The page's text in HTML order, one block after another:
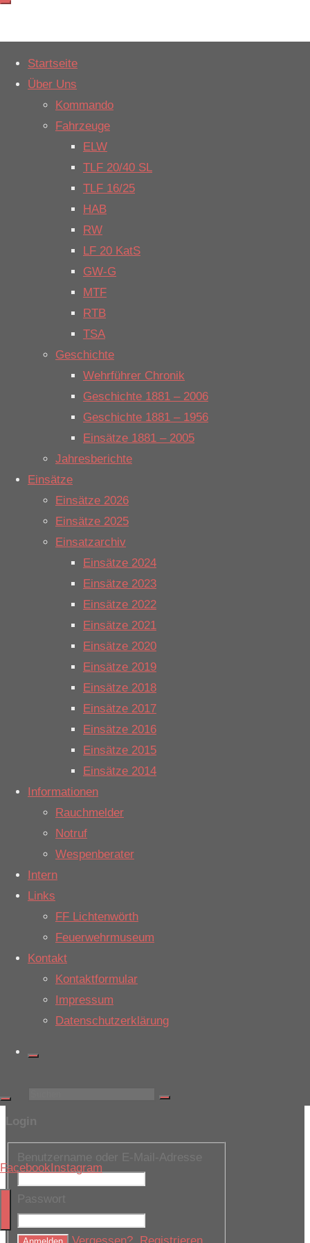
Inhalt
Startseite
Über Uns
Kommando
Fahrzeuge
ELW
TLF 20/40 SL
TLF 16/25
HAB
RW
LF 20 KatS
GW-G
MTF
RTB
TSA
Geschichte
Wehrführer Chronik
Geschichte 1881 – 2006
Geschichte 1881 – 1956
Einsätze 1881 – 2005
Jahresberichte
Einsätze
Einsätze 2026
Einsätze 2025
Einsatzarchiv
Einsätze 2024
Einsätze 2023
Einsätze 2022
Einsätze 2021
Einsätze 2020
Einsätze 2019
Einsätze 2018
Einsätze 2017
Einsätze 2016
Einsätze 2015
Einsätze 2014
Informationen
Rauchmelder
Notruf
Wespenberater
Intern
Links
FF Lichtenwörth
Feuerwehrmuseum
Kontakt
Kontaktformular
Impressum
Datenschutzerklärung
FacebookInstagram
Datum:
Mannschaftsstärke:
1
Fahrzeuge:
PKW GBM
Bei Arbeiten
an einer
Brandmeldeanlage
war die
Anwesenheit
der FF
Salzbergen
erforderlich.
Nach ca. 1
Stunde war
der Einsatz
Letzte Einsätze
H2_Verkehrsunfall
30. Juli 2026
Einsatzort: BAB 30, FR Westen
H2_Verkehrsunfall
29. Juli 2026|16:59
Einsatzort: BAB 30, FR Osten
F1_Nachschau
24. Juli 2026|18:04
Einsatzort: Nepomukweg
Benutzername oder E-Mail-Adresse
Passwort